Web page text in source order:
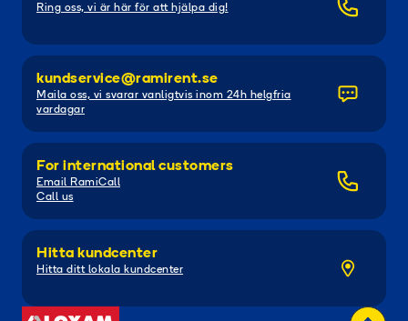
Ring oss, vi är här för att hjälpa dig!
kundservice@ramirent.se
Maila oss, vi svarar vanligtvis inom 24h helgfria
vardagar
For international customers
Email RamiCall
Call us
Hitta kundcenter
Hitta ditt lokala kundcenter